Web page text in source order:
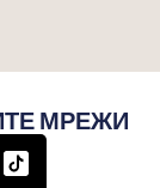
МРЕЖИ